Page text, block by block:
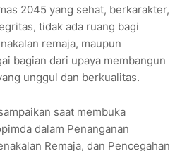
2045 yang sehat, berkarakter,
tidak ada ruang bagi
remaja, maupun
bagian dari upaya membangun
unggul dan berkualitas.
saat membuka
dalam Penanganan
Remaja, dan Pencegahan